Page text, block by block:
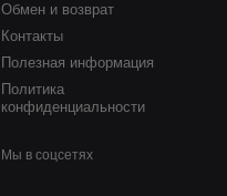
Обмен и возврат
Контакты
Полезная информация
Политика
конфиденциальности
Мы в соцсетях